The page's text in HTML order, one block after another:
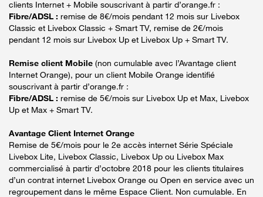
clients Internet + Mobile souscrivant à partir d’orange.fr :
Fibre/ADSL : remise de 8€/mois pendant 12 mois sur Livebox
Classic et Livebox Classic + Smart TV, remise de 2€/mois
pendant 12 mois sur Livebox Up et Livebox Up + Smart TV.
Remise client Mobile (non cumulable avec l’Avantage client
Internet Orange), pour un client Mobile Orange identifié
souscrivant à partir d’orange.fr :
Fibre/ADSL : remise de 5€/mois sur Livebox Up et Max, Livebox
Up et Max + Smart TV.
Avantage Client Internet Orange
Remise de 5€/mois pour le 2e accès internet Série Spéciale
Livebox Lite, Livebox Classic, Livebox Up ou Livebox Max
commercialisé à partir d’octobre 2018 pour les clients titulaires
d’un contrat internet Livebox Orange ou Open en service avec un
regroupement dans le même Espace Client. Non cumulable. En